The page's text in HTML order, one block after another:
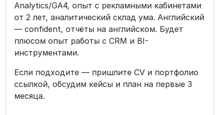
Analytics/GA4, опыт с рекламными кабинетами
от 2 лет, аналитический склад ума. Английский
— confident, отчёты на английском. Будет
плюсом опыт работы с CRM и BI-
инструментами.
Если подходите — пришлите CV и портфолио
ссылкой, обсудим кейсы и план на первые 3
месяца.